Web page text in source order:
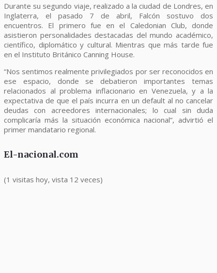
Durante su segundo viaje, realizado a la ciudad de Londres, en
Inglaterra, el pasado 7 de abril, Falcón sostuvo dos
encuentros. El primero fue en el Caledonian Club, donde
asistieron personalidades destacadas del mundo académico,
científico, diplomático y cultural. Mientras que más tarde fue
en el Instituto Británico Canning House.
“Nos sentimos realmente privilegiados por ser reconocidos en
ese espacio, donde se debatieron importantes temas
relacionados al problema inflacionario en Venezuela, y a la
expectativa de que el país incurra en un default al no cancelar
deudas con acreedores internacionales; lo cual sin duda
complicaría más la situación económica nacional”, advirtió el
primer mandatario regional.
El-nacional.com
(1 visitas hoy, vista 12 veces)